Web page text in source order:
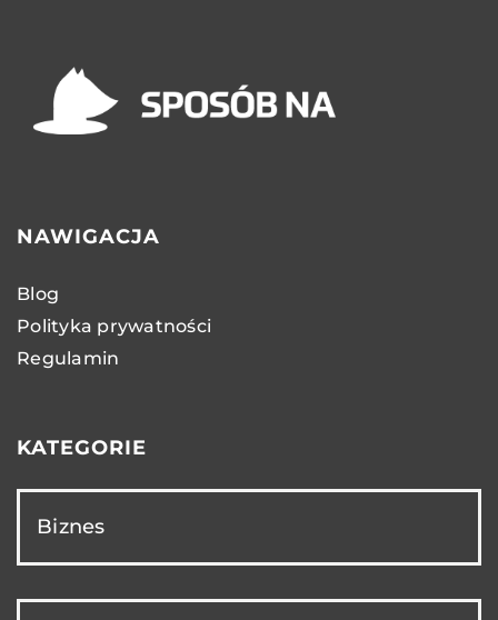
NAWIGACJA
Blog
Polityka prywatności
Regulamin
KATEGORIE
Biznes